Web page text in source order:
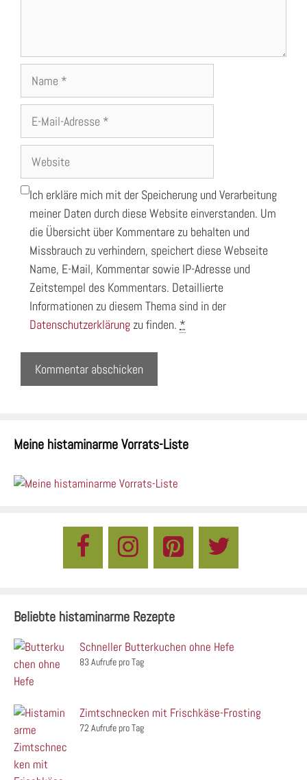
Name
Adresse
Website
Ich erkläre mich mit der Speicherung und Verarbeitung
meiner Daten durch diese Website einverstanden. Um
die Übersicht über Kommentare zu behalten und
Missbrauch zu verhindern, speichert diese Webseite
Name, E-Mail, Kommentar sowie IP-Adresse und
Zeitstempel des Kommentars. Detaillierte
Informationen zu diesem Thema sind in der
Datenschutzerklärungzu finden. *
Meine histaminarme Vorrats-Liste
Beliebte histaminarme Rezepte
Schneller Butterkuchen ohne Hefe
83 Aufrufe pro Tag
Zimtschnecken mit Frischkäse-Frosting
72 Aufrufe pro Tag